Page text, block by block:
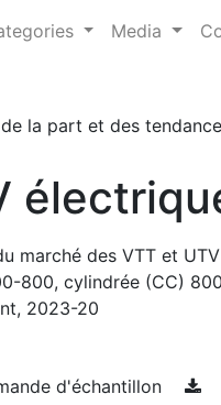
Media
la part et des
marché des VTT et UTV
800, cylindrée (CC)
2023-20
d'échantillon